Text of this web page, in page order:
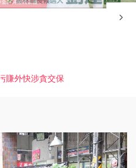
賺外快涉貪交保